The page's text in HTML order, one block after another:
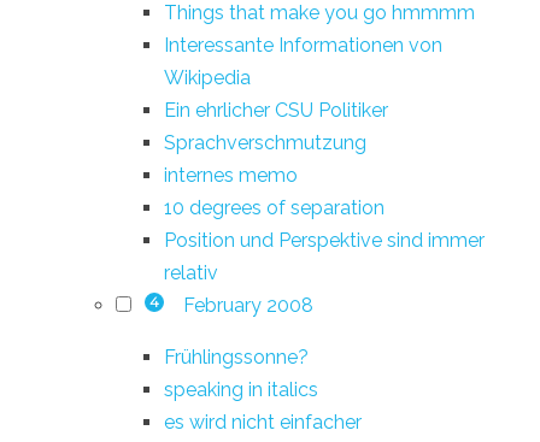
Things that make you go hmmmm
Interessante Informationen von
Wikipedia
Ein ehrlicher CSU Politiker
Sprachverschmutzung
internes memo
10 degrees of separation
Position und Perspektive sind immer
relativ
4 February 2008
Frühlingssonne?
speaking in italics
es wird nicht einfacher